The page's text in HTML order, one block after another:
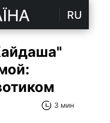
RU
3 мин